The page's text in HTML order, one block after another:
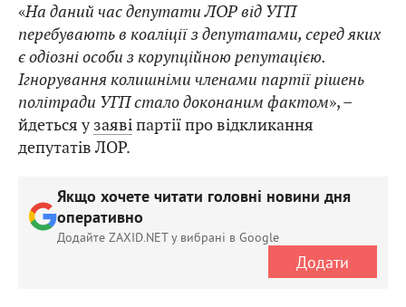
«На даний час депутати ЛОР від УГП
перебувають в коаліції з депутатами, серед яких
є одіозні особи з корупційною репутацією.
Ігнорування колишніми членами партії рішень
політради УГП стало доконаним фактом», –
йдеться узаявіпартії про відкликання
депутатів ЛОР.
Якщо хочете читати головні новини дня
оперативно
Додайте ZAXID.NET у вибрані в Google
Додати